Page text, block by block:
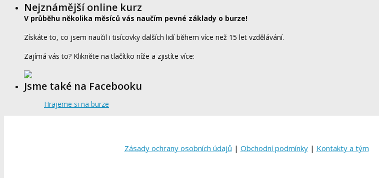
Nejznámější online kurz
V průběhu několika měsíců vás naučím pevné základy o burze!
Získáte to, co jsem naučil i tisícovky dalších lidí během více než 15 let vzdělávání.
Zajímá vás to? Klikněte na tlačítko níže a zjistíte více:
Jsme také na Facebooku
Hrajeme si na burze
Zásady ochrany osobních údajů | Obchodní podmínky| Kontakty a tým